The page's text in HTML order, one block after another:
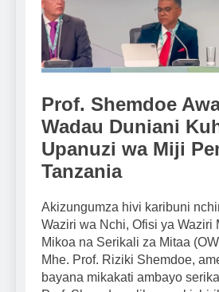
Prof. Shemdoe
Wadau Duniani
Upanuzi wa Miji
Tanzania
Akizungumza hivi karibuni
Waziri wa Nchi, Ofisi ya Waziri
Mikoa na Serikali za Mitaa
Mhe. Prof. Riziki Shemdoe,
bayana mikakati ambayo